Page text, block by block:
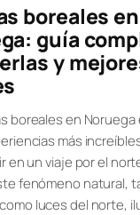
boreales en
guía
y
boreales en Noruega
más
en un viaje por el
fenómeno natural,
luces del norte,